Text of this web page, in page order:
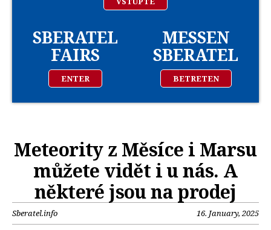
SBERATEL
FAIRS
ENTER
MESSEN
SBERATEL
BETRETEN
Meteority z Měsíce i Marsu
můžete vidět i u nás. A
některé jsou na prodej
Sberatel.info 16. January, 2025